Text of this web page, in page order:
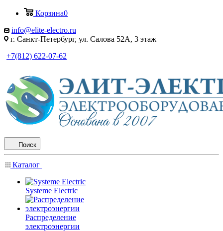
Корзина0
info@elite-electro.ru
г. Санкт-Петербург, ул. Салова 52А, 3 этаж
+7(812) 622-07-62
Поиск
Каталог
Systeme Electric
Распределение
электроэнергии